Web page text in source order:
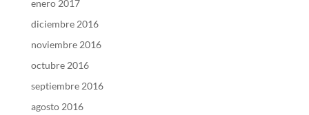
enero 2017
diciembre 2016
noviembre 2016
octubre 2016
septiembre 2016
agosto 2016